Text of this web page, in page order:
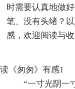
时需要认真地做
笔、没有头绪？
感，欢迎阅读与收
读《匆匆》有感1
“一寸光阴一